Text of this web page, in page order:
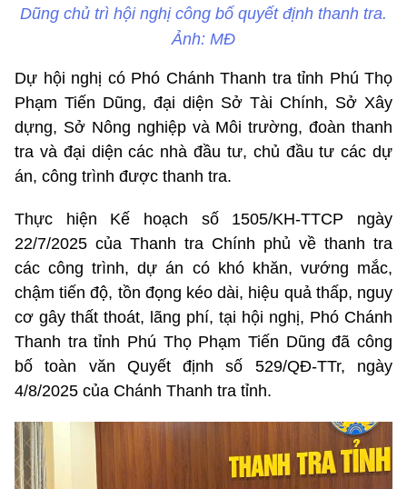
Dũng chủ trì hội nghị công bố quyết định thanh tra.
Ảnh: MĐ
Dự hội nghị có Phó Chánh Thanh tra tỉnh Phú Thọ
Phạm Tiến Dũng, đại diện Sở Tài Chính, Sở Xây
dựng, Sở Nông nghiệp và Môi trường, đoàn thanh
tra và đại diện các nhà đầu tư, chủ đầu tư các dự
án, công trình được thanh tra.
Thực hiện Kế hoạch số 1505/KH-TTCP ngày
22/7/2025 của Thanh tra Chính phủ về thanh tra
các công trình, dự án có khó khăn, vướng mắc,
chậm tiến độ, tồn đọng kéo dài, hiệu quả thấp, nguy
cơ gây thất thoát, lãng phí, tại hội nghị, Phó Chánh
Thanh tra tỉnh Phú Thọ Phạm Tiến Dũng đã công
bố toàn văn Quyết định số 529/QĐ-TTr, ngày
4/8/2025 của Chánh Thanh tra tỉnh.